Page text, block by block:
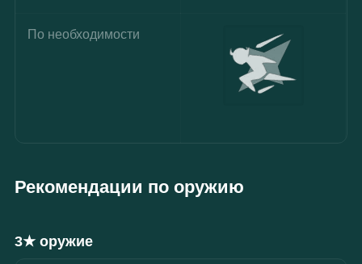
По необходимости
Рекомендации по оружию
3★ оружие